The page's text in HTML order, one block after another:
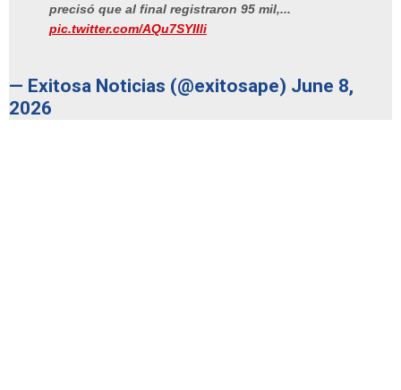
precisó que al final registraron 95 mil,...
pic.twitter.com/AQu7SYIIli
— Exitosa Noticias (@exitosape) June 8,
2026